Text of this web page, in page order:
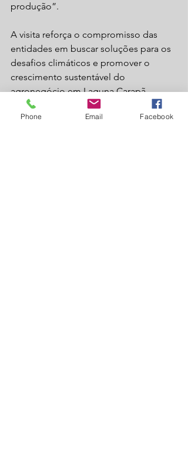
produção”.
A visita reforça o compromisso das
entidades em buscar soluções para os
desafios climáticos e promover o
crescimento sustentável do
agronegócio em Laguna Carapã.
Texto: Redação do Laguna News
Phone Email Facebook